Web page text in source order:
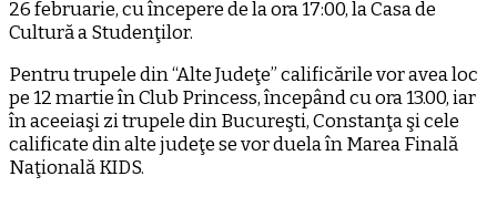
26 februarie, cu începere de la ora 17:00, la Casa de
Cultură a Studenţilor.
Pentru trupele din “Alte Judeţe” calificările vor avea loc
pe 12 martie în Club Princess, începând cu ora 13.00, iar
în aceeiaşi zi trupele din Bucureşti, Constanţa şi cele
calificate din alte judeţe se vor duela în Marea Finală
Naţională KIDS.